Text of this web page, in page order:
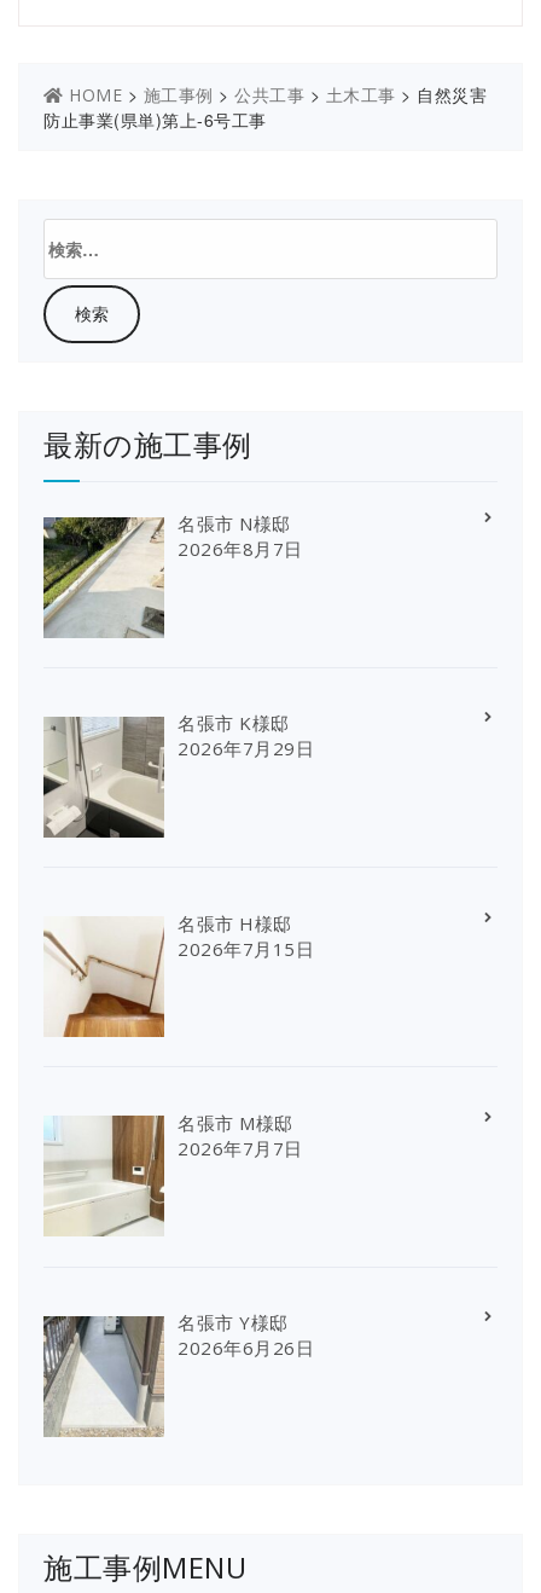
HOME > 施工事例 > 公共工事 > 土木工事 > 自然災害
防止事業(県単)第上-6号工事
索:
最新の施工事例
名張市 N様邸
2026年8月7日
名張市 K様邸
2026年7月29日
名張市 H様邸
2026年7月15日
名張市 M様邸
2026年7月7日
名張市 Y様邸
2026年6月26日
施工事例MENU